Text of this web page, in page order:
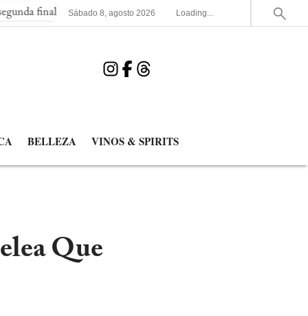
del Mundial España elimina a Francia y jugará
Sábado 8,agosto 2026 Loading...
BELLEZA VINOS & SPIRITS
Que